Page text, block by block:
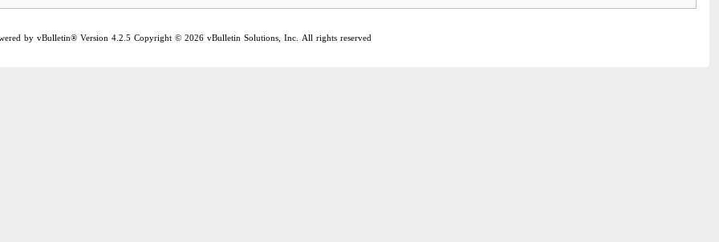
by vBulletin® Version 4.2.5 Copyright © 2026 vBulletin Solutions, Inc. All rights reserved